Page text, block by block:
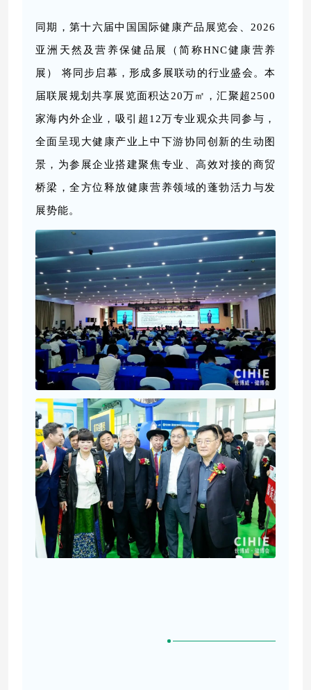
同期，第十六届中国国际健康产品展览会、2026
亚洲天然及营养保健品展（简称HNC健康营养
展） 将同步启幕，形成多展联动的行业盛会。本
届联展规划共享展览面积达20万㎡，汇聚超2500
家海内外企业，吸引超12万专业观众共同参与，
全面呈现大健康产业上中下游协同创新的生动图
景，为参展企业搭建聚焦专业、高效对接的商贸
桥梁，全方位释放健康营养领域的蓬勃活力与发
展势能。